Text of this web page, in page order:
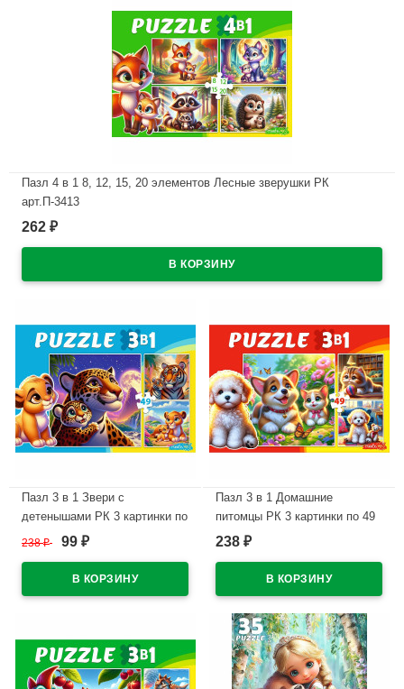
Пазл 4 в 1 8, 12, 15, 20 элементов Лесные зверушки РК
арт.П-3413
В наличии
262 ₽
Пазл 3 в 1 Звери с
детенышами РК 3 картинки по
49 элементов арт.П-3462
238₽ 99 ₽
Пазл 3 в 1 Домашние
питомцы РК 3 картинки по 49
элементов арт.П-3460
238 ₽